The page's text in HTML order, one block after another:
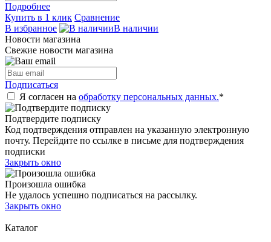
Подробнее
Купить в 1 клик Сравнение
В избранное
В наличии
Новости магазина
Свежие новости магазина
Подписаться
Я согласен на обработку персональных данных.*
Подтвердите подписку
Код подтверждения отправлен на указанную электронную
почту. Перейдите по ссылке в письме для подтверждения
подписки
Закрыть окно
Произошла ошибка
Не удалось успешно подписаться на рассылку.
Закрыть окно
Каталог